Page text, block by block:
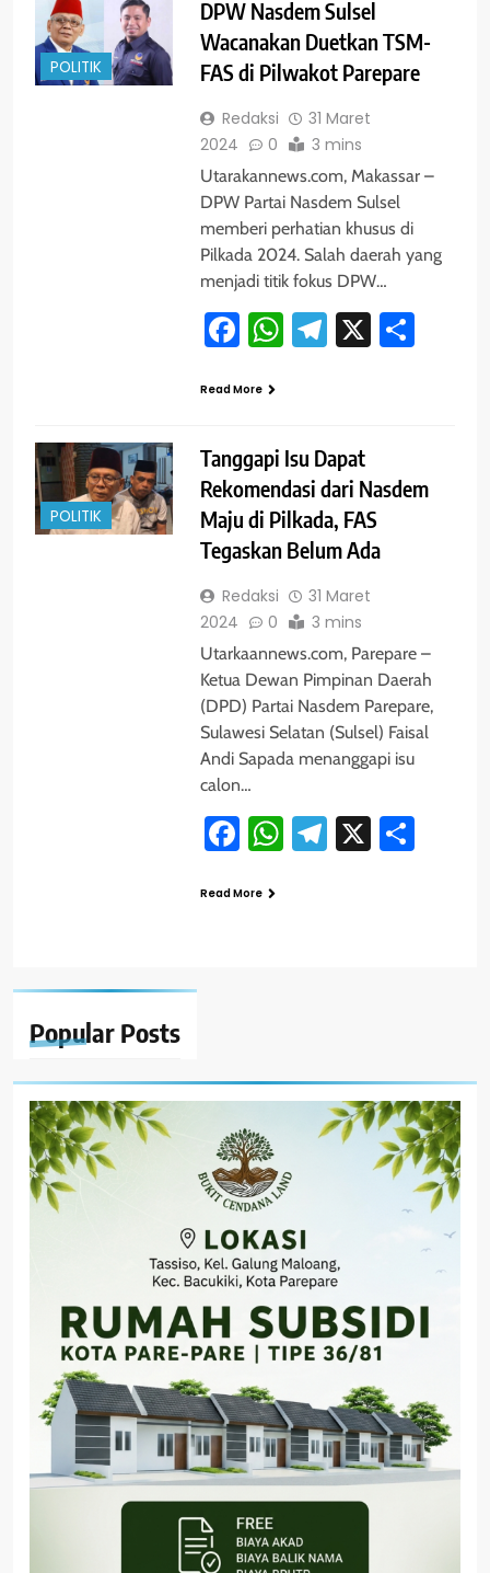
Popular Posts
POLITIK
DPW Nasdem Sulsel
Wacanakan Duetkan TSM-
FAS di Pilwakot Parepare
Redaksi
31 Maret
2024
0 3 mins
Utarakannews.com, Makassar –
DPW Partai Nasdem Sulsel
memberi perhatian khusus di
Pilkada 2024. Salah daerah yang
menjadi titik fokus DPW…
Facebook
WhatsApp
Telegram
X
Read More
POLITIK
Tanggapi Isu Dapat
Rekomendasi dari Nasdem
Maju di Pilkada, FAS
Tegaskan Belum Ada
Redaksi
31 Maret
2024
0 3 mins
Utarkaannews.com, Parepare –
Ketua Dewan Pimpinan Daerah
(DPD) Partai Nasdem Parepare,
Sulawesi Selatan (Sulsel) Faisal
Andi Sapada menanggapi isu
calon…
Facebook
WhatsApp
Telegram
X
Read More